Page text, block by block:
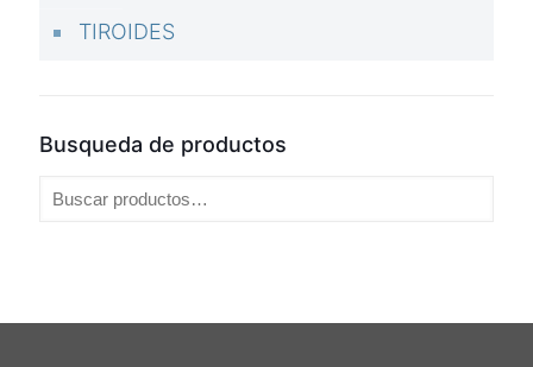
TIROIDES
Busqueda de productos